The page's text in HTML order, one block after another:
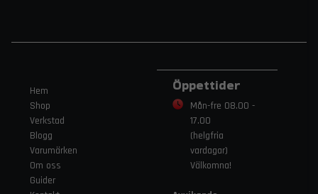
Hem
Shop
Verkstad
Blogg
Varumärken
Om oss
Guider
Öppettider
Mån-fre 08.00 -
17.00
(helgfria
vardagar)
Välkomna!